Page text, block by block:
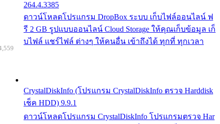
264.4.3385
ดาวน์โหลดโปรแกรม DropBox ระบบ เก็บไฟล์ออนไลน์ ฟ
รี 2 GB รูปแบบออนไลน์ Cloud Storage ให้คุณเก็บข้อมูล เก็
บไฟล์ แชร์ไฟล์ ต่างๆ ให้คนอื่น เข้าถึงได้ ทุกที่ ทุกเวลา
CrystalDiskInfo (โปรแกรม CrystalDiskInfo ตรวจ Harddisk
เช็ค HDD) 9.9.1
ดาวน์โหลดโปรแกรม CrystalDiskInfo โปรแกรมตรวจ Har